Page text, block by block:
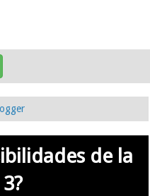
de la